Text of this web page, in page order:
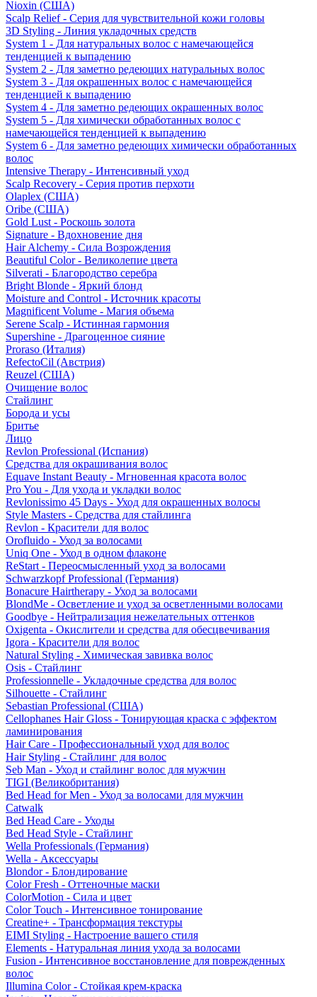
Nioxin (США)
Scalp Relief - Серия для чувствительной кожи головы
3D Styling - Линия укладочных средств
System 1 - Для натуральных волос с намечающейся
тенденцией к выпадению
System 2 - Для заметно редеющих натуральных волос
System 3 - Для окрашенных волос с намечающейся
тенденцией к выпадению
System 4 - Для заметно редеющих окрашенных волос
System 5 - Для химически обработанных волос с
намечающейся тенденцией к выпадению
System 6 - Для заметно редеющих химически обработанных
волос
Intensive Therapy - Интенсивный уход
Scalp Recovery - Серия против перхоти
Olaplex (США)
Oribe (США)
Gold Lust - Роскошь золота
Signature - Вдохновение дня
Hair Alchemy - Сила Возрождения
Beautiful Color - Великолепие цвета
Silverati - Благородство серебра
Bright Blonde - Яркий блонд
Moisture and Control - Источник красоты
Magnificent Volume - Магия объема
Serene Scalp - Истинная гармония
Supershine - Драгоценное сияние
Proraso (Италия)
RefectoCil (Австрия)
Reuzel (США)
Очищение волос
Стайлинг
Борода и усы
Бритье
Лицо
Revlon Professional (Испания)
Средства для окрашивания волос
Equave Instant Beauty - Мгновенная красота волос
Pro You - Для ухода и укладки волос
Revlonissimo 45 Days - Уход для окрашенных волосы
Style Masters - Средства для стайлинга
Revlon - Красители для волос
Orofluido - Уход за волосами
Uniq One - Уход в одном флаконе
ReStart - Переосмысленный уход за волосами
Schwarzkopf Professional (Германия)
Bonacure Hairtherapy - Уход за волосами
BlondMe - Осветление и уход за осветленными волосами
Goodbye - Нейтрализация нежелательных оттенков
Oxigenta - Окислители и средства для обесцвечивания
Igora - Красители для волос
Natural Styling - Химическая завивка волос
Osis - Стайлинг
Professionnelle - Укладочные средства для волос
Silhouette - Стайлинг
Sebastian Professional (США)
Cellophanes Hair Gloss - Тонирующая краска с эффектом
ламинирования
Hair Care - Профессиональный уход для волос
Hair Styling - Стайлинг для волос
Seb Man - Уход и стайлинг волос для мужчин
TIGI (Великобритания)
Bed Head for Men - Уход за волосами для мужчин
Catwalk
Bed Head Care - Уходы
Bed Head Style - Стайлинг
Wella Professionals (Германия)
Wella - Аксессуары
Blondor - Блондирование
Color Fresh - Оттеночные маски
ColorMotion - Сила и цвет
Color Touch - Интенсивное тонирование
Creatine+ - Трансформация текстуры
EIMI Styling - Настроение вашего стиля
Elements - Натуральная линия ухода за волосами
Fusion - Интенсивное восстановление для поврежденных
волос
Illumina Color - Стойкая крем-краска